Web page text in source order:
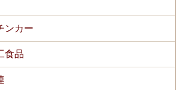
ンカー
食品